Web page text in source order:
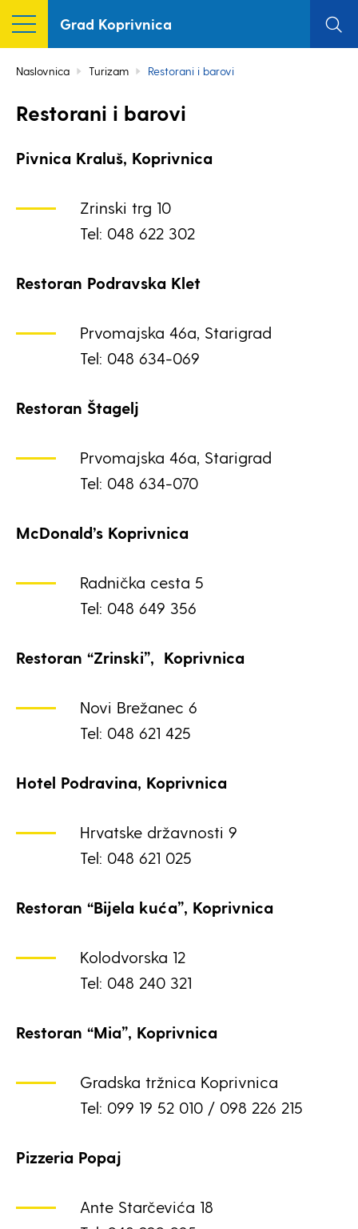
Grad Koprivnica
Naslovnica Turizam Restorani i barovi
Restorani i barovi
Pivnica Kraluš, Koprivnica
Zrinski trg 10
Tel: 048 622 302
Restoran Podravska Klet
Prvomajska 46a, Starigrad
Tel: 048 634-069
Restoran Štagelj
Prvomajska 46a, Starigrad
Tel: 048 634-070
McDonald’s Koprivnica
Radnička cesta 5
Tel: 048 649 356
Restoran “Zrinski”, Koprivnica
Novi Brežanec 6
Tel: 048 621 425
Hotel Podravina, Koprivnica
Hrvatske državnosti 9
Tel: 048 621 025
Restoran “Bijela kuća”, Koprivnica
Kolodvorska 12
Tel: 048 240 321
Restoran “Mia”, Koprivnica
Gradska tržnica Koprivnica
Tel: 099 19 52 010 / 098 226 215
Pizzeria Popaj
Ante Starčevića 18